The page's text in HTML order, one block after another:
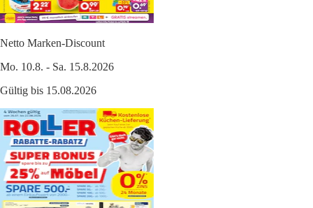
Netto Marken-Discount
Mo. 10.8. - Sa. 15.8.2026
Gültig bis 15.08.2026